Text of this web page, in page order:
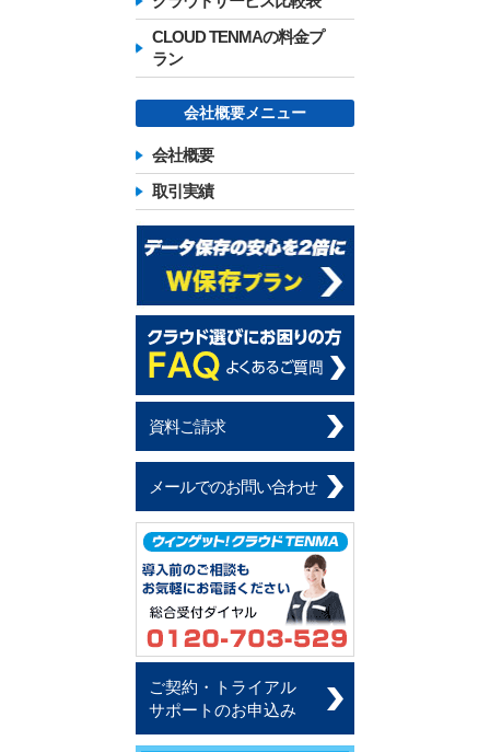
CLOUD TENMAの料金プ
ラン
会社概要メニュー
会社概要
取引実績
資料ご請求
メールでのお問い合わせ
ご契約・トライアル
サポートのお申込み